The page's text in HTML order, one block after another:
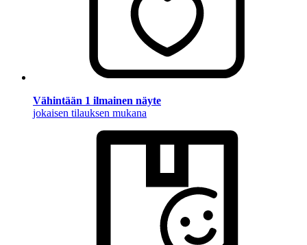
Vähintään 1 ilmainen näyte
jokaisen tilauksen mukana